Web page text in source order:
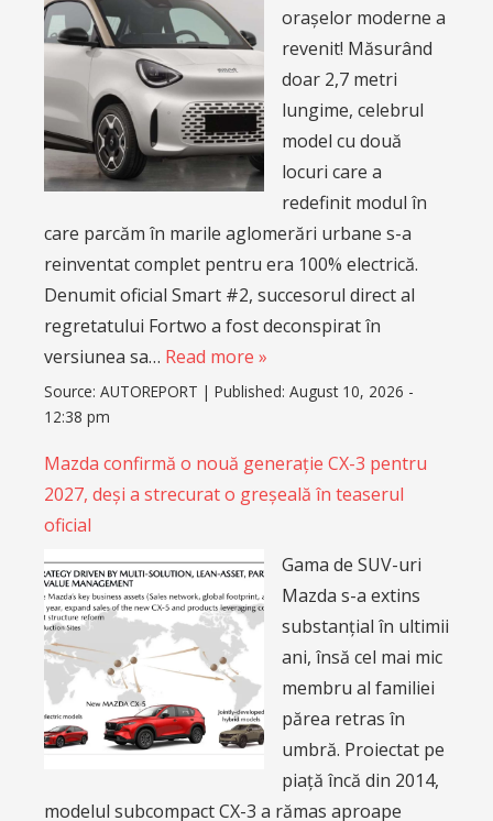
orașelor moderne a
revenit! Măsurând
doar 2,7 metri
lungime, celebrul
model cu două
locuri care a
redefinit modul în
care parcăm în marile aglomerări urbane s-a
reinventat complet pentru era 100% electrică.
Denumit oficial Smart #2, succesorul direct al
regretatului Fortwo a fost deconspirat în
versiunea sa… Read more »
Source: AUTOREPORT | Published: August 10, 2026 -
12:38 pm
Mazda confirmă o nouă generație CX-3 pentru
2027, deși a strecurat o greșeală în teaserul
oficial
Gama de SUV-uri
Mazda s-a extins
substanțial în ultimii
ani, însă cel mai mic
membru al familiei
părea retras în
umbră. Proiectat pe
piață încă din 2014,
modelul subcompact CX-3 a rămas aproape